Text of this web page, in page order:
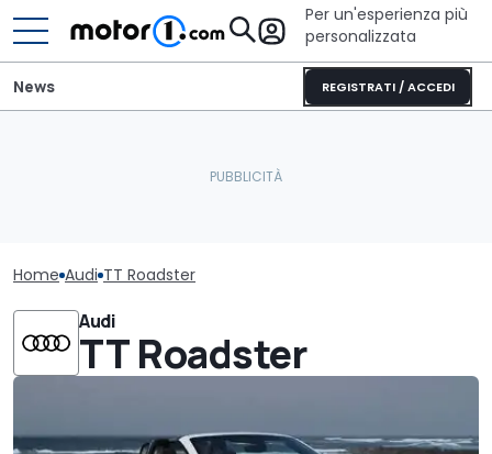
Per un'esperienza più
personalizzata
REGISTRATI / ACCEDI
News
Home Audi TT Roadster
Audi
TT Roadster